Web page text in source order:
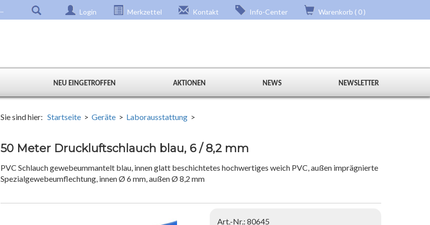
Login Merkzettel Kontakt Info-Center Warenkorb ( 0 )
NEU EINGETROFFEN AKTIONEN NEWS NEWSLETTER
Sie sind hier:Startseite >Geräte > Laborausstattung >
50 Meter Druckluftschlauch blau, 6 / 8,2 mm
PVC Schlauch gewebeummantelt blau, innen glatt beschichtetes hochwertiges weich PVC, außen imprägnierte
Spezialgewebeumflechtung, innen Ø 6 mm, außen Ø 8,2 mm
Art.-Nr.: 80645